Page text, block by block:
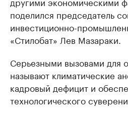
поделился председатель
инвестиционно-
«Стилобат» Лев Мазараки.
Серьезными вызовами для
называют климатические
кадровый дефицит и
технологического